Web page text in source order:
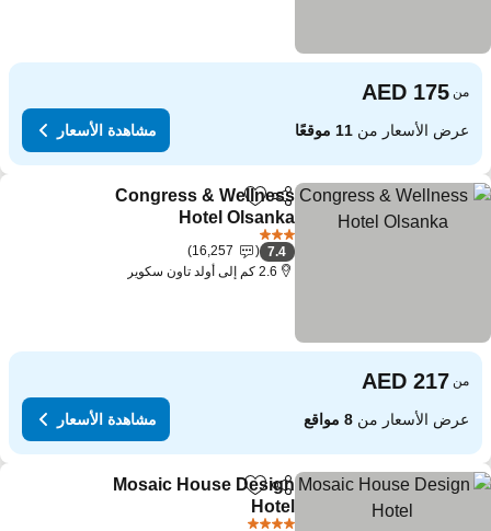
من
عرض الأسعار من11 موقعًا مشاهدة الأسعار
مشاركةAdd to favorites
Congress & Wellness
Hotel Olsanka
7.4
16,257
2.6 كم إلى أولد تاون سكوير
من
عرض الأسعار من8 مواقع مشاهدة الأسعار
مشاركةAdd to favorites
Mosaic House Design
Hotel